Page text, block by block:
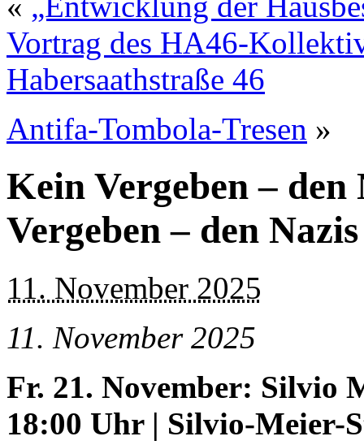
Vortrag des HA46-
Habersaathstraße 46
Antifa-Tombola-Tresen »
Kein Vergeben –
Vergeben – den
11. November 2025
11. November 2025
Fr. 21. November: Silvio
18:00 Uhr | Silvio-Meier-